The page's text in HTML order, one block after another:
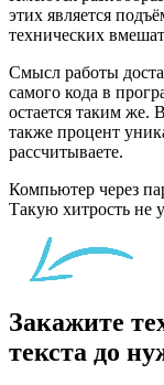
этих является
технических
Смысл работы
самого кода в
остается таким же.
также процент
рассчитываете.
Компьютер через
Такую хитрость не
Закажите
текста до